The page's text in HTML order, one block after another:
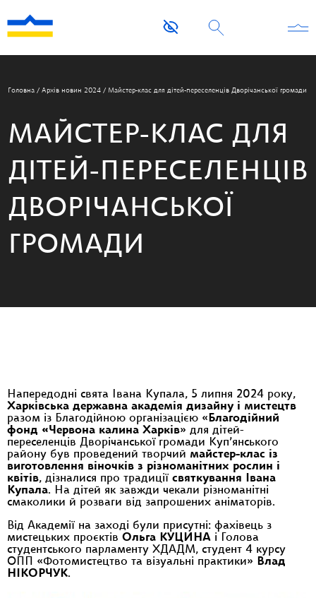
Головна / Архів новин 2024 / Майстер-клас для дітей-переселенців Дворічанської громади
МАЙСТЕР-КЛАС ДЛЯ
ДІТЕЙ-ПЕРЕСЕЛЕНЦІВ
ДВОРІЧАНСЬКОЇ
ГРОМАДИ
Напередодні свята Івана Купала, 5 липня 2024 року,
Харківська державна академія дизайну і мистецтв
разом із Благодійною організацією « Благодійний
фонд «Червона калина Харків» для дітей-
переселенців Дворічанської громади Куп’янського
району був проведений творчий майстер-клас із
виготовлення віночків з різноманітних рослин і
квітів, дізналися про традиції святкування Івана
Купала. На дітей як завжди чекали різноманітні
смаколики й розваги від запрошених аніматорів.
Від Академії на заході були присутні: фахівець з
мистецьких проєктів Ольга КУЦИНА і Голова
студентського парламенту ХДАДМ, студент 4 курсу
ОПП «Фотомистецтво та візуальні практики»
Влад
НІКОРЧУК.